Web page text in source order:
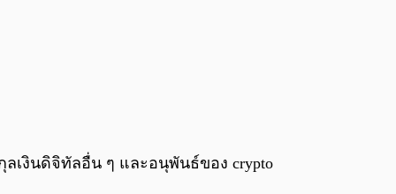
ลเงินดิจิทัลอื่น ๆ และอนุพันธ์ของ crypto